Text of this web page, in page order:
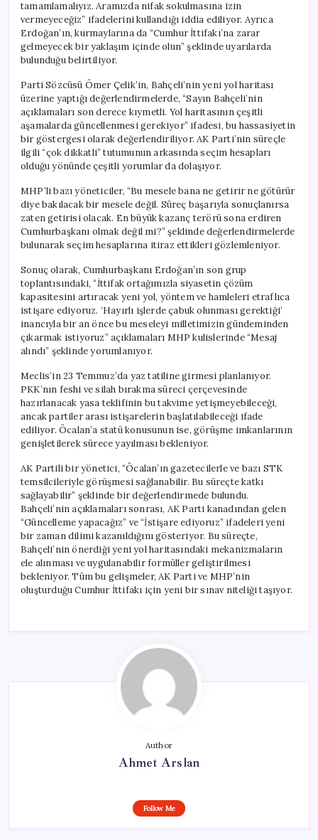
tamamlamalıyız. Aramızda nifak sokulmasına izin
vermeyeceğiz” ifadelerini kullandığı iddia ediliyor. Ayrıca
Erdoğan’ın, kurmaylarına da “Cumhur İttifakı’na zarar
gelmeyecek bir yaklaşım içinde olun” şeklinde uyarılarda
bulunduğu belirtiliyor.
Parti Sözcüsü Ömer Çelik’in, Bahçeli’nin yeni yol haritası
üzerine yaptığı değerlendirmelerde, “Sayın Bahçeli’nin
açıklamaları son derece kıymetli. Yol haritasının çeşitli
aşamalarda güncellenmesi gerekiyor” ifadesi, bu hassasiyetin
bir göstergesi olarak değerlendiriliyor. AK Parti’nin süreçle
ilgili “çok dikkatli” tutumunun arkasında seçim hesapları
olduğu yönünde çeşitli yorumlar da dolaşıyor.
MHP’li bazı yöneticiler, “Bu mesele bana ne getirir ne götürür
diye bakılacak bir mesele değil. Süreç başarıyla sonuçlanırsa
zaten getirisi olacak. En büyük kazanç terörü sona erdiren
Cumhurbaşkanı olmak değil mi?” şeklinde değerlendirmelerde
bulunarak seçim hesaplarına itiraz ettikleri gözlemleniyor.
Sonuç olarak, Cumhurbaşkanı Erdoğan’ın son grup
toplantısındaki, “İttifak ortağımızla siyasetin çözüm
kapasitesini artıracak yeni yol, yöntem ve hamleleri etraflıca
istişare ediyoruz. ‘Hayırlı işlerde çabuk olunması gerektiği’
inancıyla bir an önce bu meseleyi milletimizin gündeminden
çıkarmak istiyoruz” açıklamaları MHP kulislerinde “Mesaj
alındı” şeklinde yorumlanıyor.
Meclis’in 23 Temmuz’da yaz tatiline girmesi planlanıyor.
PKK’nın feshi ve silah bırakma süreci çerçevesinde
hazırlanacak yasa teklifinin bu takvime yetişmeyebileceği,
ancak partiler arası istişarelerin başlatılabileceği ifade
ediliyor. Öcalan’a statü konusunun ise, görüşme imkanlarının
genişletilerek sürece yayılması bekleniyor.
AK Partili bir yönetici, “Öcalan’ın gazetecilerle ve bazı STK
temsilcileriyle görüşmesi sağlanabilir. Bu süreçte katkı
sağlayabilir” şeklinde bir değerlendirmede bulundu.
Bahçeli’nin açıklamaları sonrası, AK Parti kanadından gelen
“Güncelleme yapacağız” ve “İstişare ediyoruz” ifadeleri yeni
bir zaman dilimi kazanıldığını gösteriyor. Bu süreçte,
Bahçeli’nin önerdiği yeni yol haritasındaki mekanizmaların
ele alınması ve uygulanabilir formüller geliştirilmesi
bekleniyor. Tüm bu gelişmeler, AK Parti ve MHP’nin
oluşturduğu Cumhur İttifakı için yeni bir sınav niteliği taşıyor.
Author
Ahmet Arslan
Follow Me